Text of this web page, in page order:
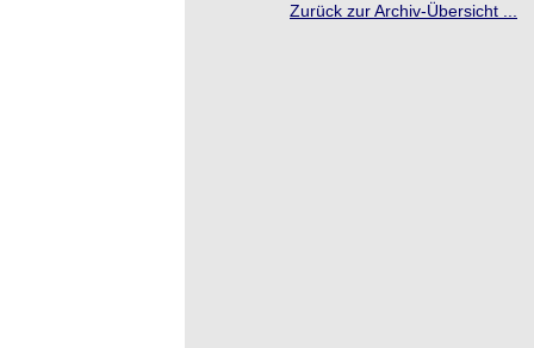
Zurück zur Archiv-Übersicht ...